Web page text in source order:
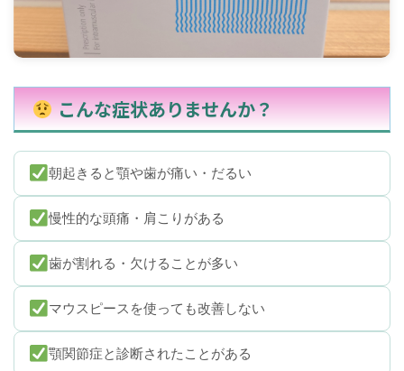
こんな症状ありませんか？
朝起きると顎や歯が痛い・だるい
慢性的な頭痛・肩こりがある
歯が割れる・欠けることが多い
マウスピースを使っても改善しない
顎関節症と診断されたことがある